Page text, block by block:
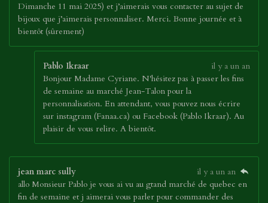
Dimanche 11 mai 2025) et j’aimerais vous contacter au sujet de
bijoux que j’aimerais personnaliser. Merci. Bonne journée et à
bientôt (sûrement)
Pablo Ikraar
il y a un an
Bonjour Madame Cyriane. N'hésitez pas à passer les fins
de semaine au marché Jean-Talon pour la
personnalisation. En attendant, vous pouvez nous écrire
sur instagram (Fanaa.ca) ou Facebook (Pablo Ikraar). Au
plaisir de vous relire. A bientôt.
jean marc sully
il y a un an
allo Monsieur Pablo je vous ai vu au gtand marché de quebec en
fin de semaine et j aimerai vous parler pour commander des